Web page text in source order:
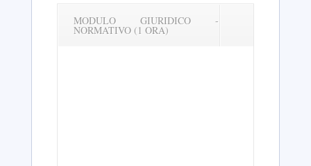
MODULO GIURIDICO -
NORMATIVO (1 ORA)